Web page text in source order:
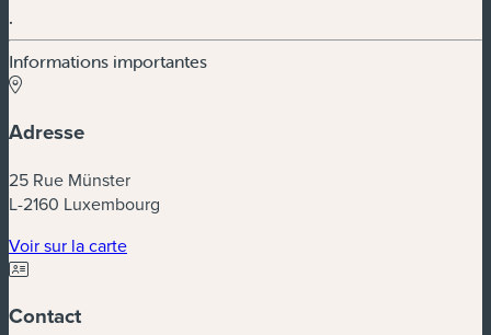
.
Informations importantes
Adresse
25 Rue Münster
L-2160 Luxembourg
Voir sur la carte(nouvelle fenêtre)
Contact